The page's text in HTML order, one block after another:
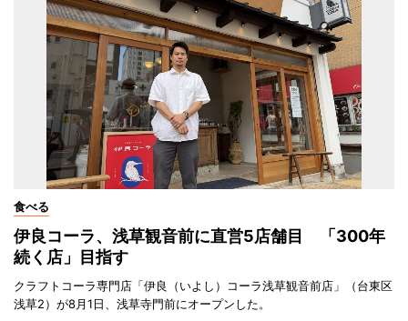
食べる
伊良コーラ、浅草観音前に直営5店舗目 「300年
続く店」目指す
クラフトコーラ専門店「伊良（いよし）コーラ浅草観音前店」（台東区
浅草2）が8月1日、浅草寺門前にオープンした。